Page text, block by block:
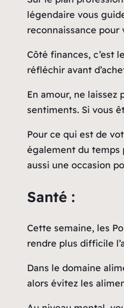
légendaire vous
reconnaissance pour
Côté finances, c’est
réfléchir avant
En amour, ne laissez
sentiments. Si vous
Pour ce qui est de
également du temps
aussi une occasion
Santé :
Cette semaine, les
rendre plus difficile
Dans le domaine
alors évitez les